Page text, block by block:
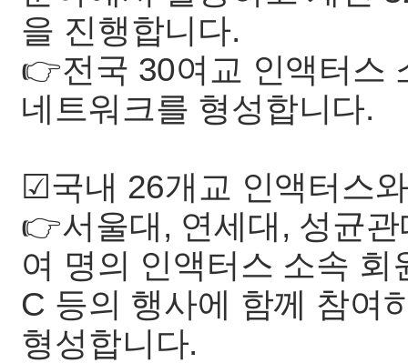
을 진행합니다.
👉전국 30여교 인액터스
네트워크를 형성합니다.
☑국내 26개교 인액터스
👉서울대, 연세대, 성균
여 명의 인액터스 소속
C 등의 행사에 함께 참여
형성합니다.